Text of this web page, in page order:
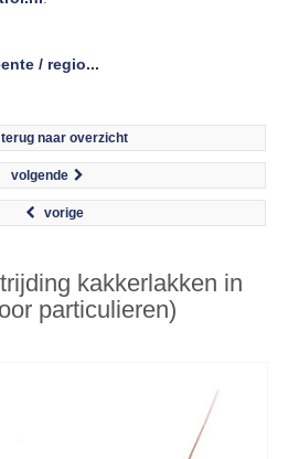
/ regio...
terug naar overzicht
volgende
vorige
kakkerlakken in
particulieren)